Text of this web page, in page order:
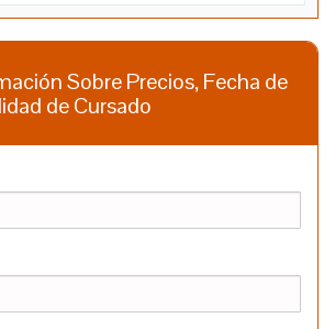
Sobre Precios, Fecha de
de Cursado